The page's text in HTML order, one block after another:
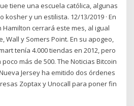
tiene una escuela católica, algunas
y un estilista. 12/13/2019 · En
Hamilton cerrará este mes, al igual
Wall y Somers Point. En su apogeo,
tenía 4.000 tiendas en 2012, pero
más de 500. The Noticias Bitcoin
Jersey ha emitido dos órdenes
Zoptax y Unocall para poner fin